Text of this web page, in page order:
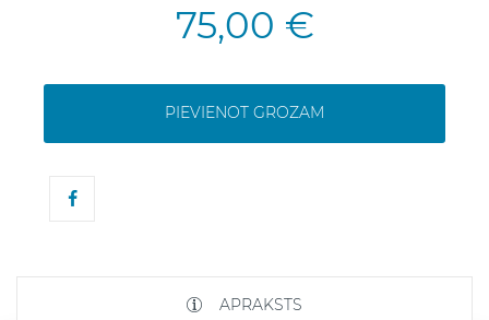
75,00 €
PIEVIENOT GROZAM
APRAKSTS